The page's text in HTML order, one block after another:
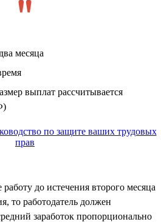
месяца
выплат рассчитывается
до истечения второго месяца
то работодатель должен
заработок пропорционально